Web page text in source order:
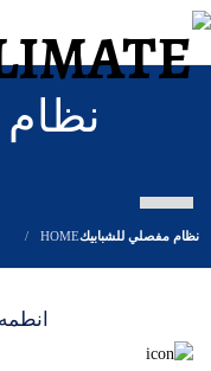
HOMEنظام مفصلي للشبابيك